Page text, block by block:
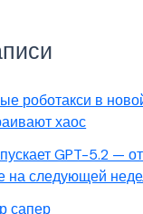
роботакси в
хаос
GPT-5.2 —
на следующей
сапер